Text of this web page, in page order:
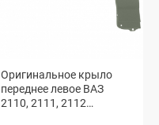
Оригинальное крыло
переднее левое ВАЗ
2110, 2111, 2112